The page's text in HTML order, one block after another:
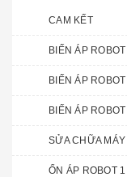
CAM KẾT
BIẾN ÁP ROBOT
BIẾN ÁP
BIẾN ÁP
SỬA CHỮA
ỔN ÁP ROBOT